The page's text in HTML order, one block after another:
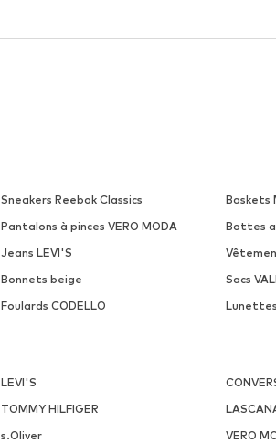
Sneakers Reebok Classics Baskets
Pantalons à pinces VERO MODA Bottes
Jeans LEVI'S
Bonnets beige Sacs
Foulards CODELLO
LEVI'S
TOMMY HILFIGER
s.Oliver VERO